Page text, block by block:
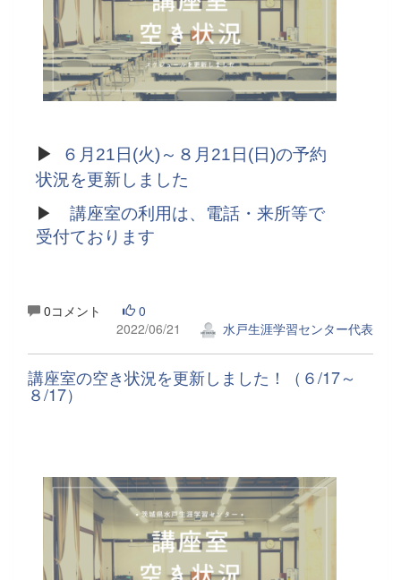
▶
６月21日(火)～８月21日(日)の予約
状況を更新しました
▶ 講座室の利用は、電話・来所等で
受付ております
0コメント
0
2022/06/21
水戸生涯学習センター代表
講座室の空き状況を更新しました！（６/17～
８/17）